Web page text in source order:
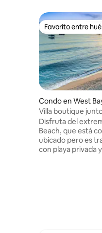
Favorito entre
Favorito entre
Condo en West
Villa boutique
pasos de Seven
Disfruta del
Beach, que está
ubicado pero es
con playa privada
restaurantes de
toda la playa de